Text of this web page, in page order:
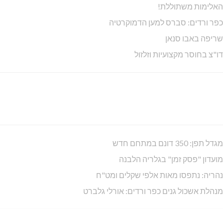
האלימות משתוללת!
כפר ורדים: סברס למען הדמוקרטיה
שריפה באבו סנאן
דו"צ בחוסר מקצועיות וזלזול
מגדל תפן: 350 דונם במתחם חדש
מועדון "פסק זמן" בגלריה הלבנה
נהריה: נתפסו מאות אלפי שקלים ומט"ח
מנהלת אשכול גנים כפר ורדים: אורלי גלברט